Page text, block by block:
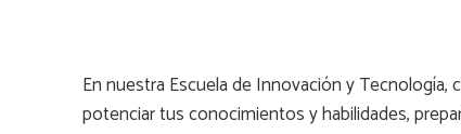
En nuestra Escuela de Innovación y
potenciar tus conocimientos y habilidades,